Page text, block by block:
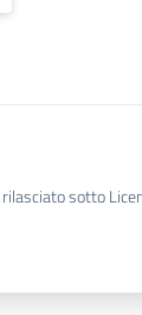
sotto